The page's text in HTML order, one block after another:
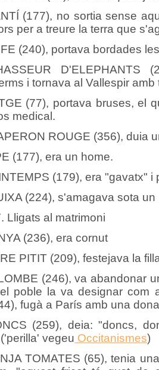
(177), no sortia sense
per a treure la terra que
(240), portava bordades
i tornava al Vallespir
(77), portava bruses, el
medical.
ROUGE (356), duia
(177), era un home.
(179), era "gavatx" i
(224), s'amagava sota
Lligats al matrimoni
(236), era cornut
PITIT (209), festejava la
(246), va abandonar
poble la va designar com
fugà a París amb una
(259), deia: "doncs,
vegeu Occitanismes)
TOMATES (65), tenia